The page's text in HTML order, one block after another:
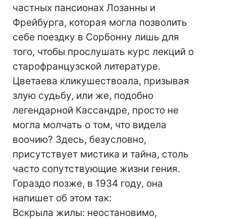
частных пансионах Лозанны и
Фрейбурга, которая могла позволить
себе поездку в Сорбонну лишь для
того, чтобы прослушать курс лекций о
старофранцузской литературе.
Цветаева кликушествоала, призывая
злую судьбу, или же, подобно
легендарной Кассандре, просто не
могла молчать о том, что видела
воочию? Здесь, безусловно,
присутствует мистика и тайна, столь
часто сопутствующие жизни гения.
Гораздо позже, в 1934 году, она
напишет об этом так:
Вскрыла жилы: неостановимо,